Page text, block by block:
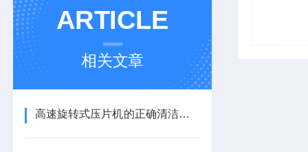
ARTICLE
相关文章
高速旋转式压片机的正确清洁方法